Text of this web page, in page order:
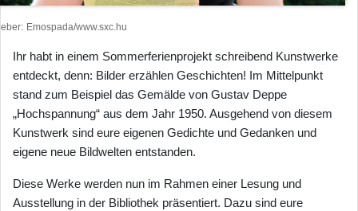
Emospada/www.sxc.hu
Ihr habt in einem Sommerferienprojekt schreibend Kunstwerke
entdeckt, denn: Bilder erzählen Geschichten! Im Mittelpunkt
stand zum Beispiel das Gemälde von Gustav Deppe
„Hochspannung“ aus dem Jahr 1950. Ausgehend von diesem
Kunstwerk sind eure eigenen Gedichte und Gedanken und
eigene neue Bildwelten entstanden.
Diese Werke werden nun im Rahmen einer Lesung und
Ausstellung in der Bibliothek präsentiert. Dazu sind eure